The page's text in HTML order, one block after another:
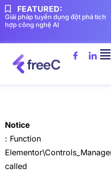
FEATURED:
Giải pháp tuyển dụng đột phá tich
hợp công nghệ AI
Notice
: Function
called